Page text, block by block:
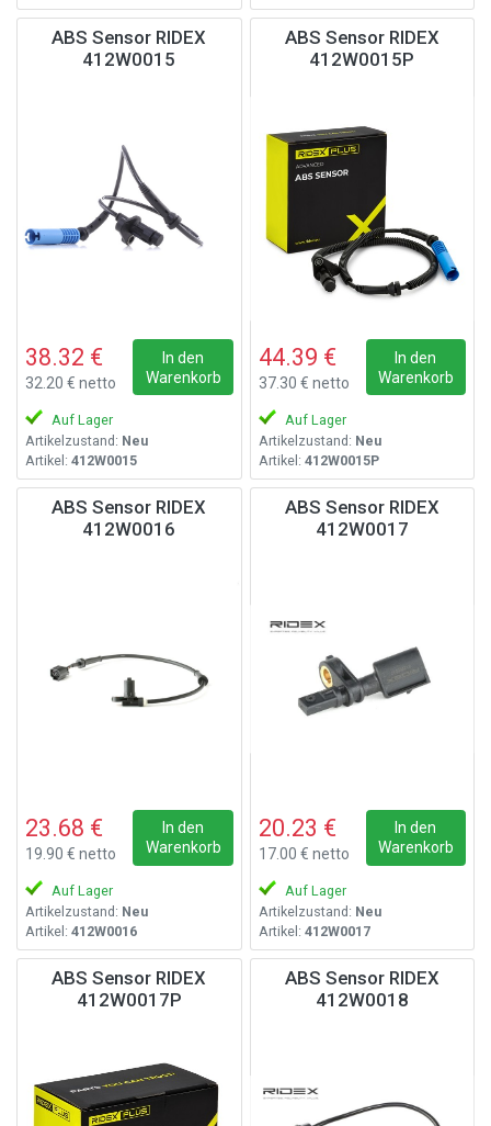
ABS Sensor RIDEX
412W0015
38.32 €
32.20 € netto
In den
Warenkorb
Auf Lager
Artikelzustand: Neu
Artikel: 412W0015
ABS Sensor RIDEX
412W0015P
44.39 €
37.30 € netto
In den
Warenkorb
Auf Lager
Artikelzustand: Neu
Artikel: 412W0015P
ABS Sensor RIDEX
412W0016
23.68 €
19.90 € netto
In den
Warenkorb
Auf Lager
Artikelzustand: Neu
Artikel: 412W0016
ABS Sensor RIDEX
412W0017
20.23 €
17.00 € netto
In den
Warenkorb
Auf Lager
Artikelzustand: Neu
Artikel: 412W0017
ABS Sensor RIDEX
412W0017P
ABS Sensor RIDEX
412W0018